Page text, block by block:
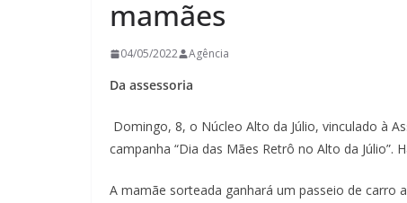
mamães
04/05/2022 Agência
Da assessoria
Domingo, 8, o Núcleo Alto da Júlio, vinculado à
campanha “Dia das Mães Retrô no Alto da
A mamãe sorteada ganhará um passeio de carro